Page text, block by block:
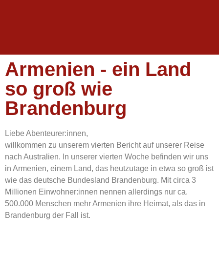
Armenien - ein Land
so groß wie
Brandenburg
Liebe Abenteurer:innen,
willkommen zu unserem vierten Bericht auf unserer Reise
nach Australien. In unserer vierten Woche befinden wir uns
in Armenien, einem Land, das heutzutage in etwa so groß ist
wie das deutsche Bundesland Brandenburg. Mit circa 3
Millionen Einwohner:innen nennen allerdings nur ca.
500.000 Menschen mehr Armenien ihre Heimat, als das in
Brandenburg der Fall ist.